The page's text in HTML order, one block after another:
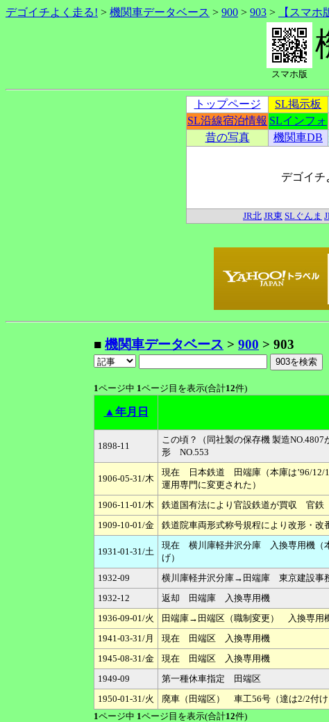
デゴイチよく走る! > 機関車データベース > 900 > 903 > 【スマホ
スマホ版
トップページ SL掲示板
SL沿線宿泊情報 SLインフォ
昔の写真
機関車DB
デゴイチ
JR北 JR東 SLぐんま
■ 機関車データベース > 900 > 903
1ページ中 1ページ目を表示(合計12件)
▲年月日
1898-11
この頃？（同社製の保存機 製造
形 NO.553
1906-05-31/木
現在 日本鉄道 田端庫（本庫は’96/12/1
運用専門に変更された）
1906-11-01/木 鉄道国有法により官設鉄道が買収 官
1909-10-01/金
鉄道院車両形式称号規程により改形
1931-01-31/土
現在 横川庫軽井沢分庫 入換専用機（
げ）
1932-09 横川庫軽井沢分庫→田端庫 東京建設事
1932-12
返却 田端庫 入換専用機
1936-09-01/火
田端庫→田端区（職制変更） 入換専用
1941-03-31/月
現在 田端区 入換専用機
1945-08-31/金
現在 田端区 入換専用機
1949-09
第一種休車指定 田端区
1950-01-31/火
廃車（田端区） 車工56号（達は2/2付け
1ページ中 1ページ目を表示(合計12件)